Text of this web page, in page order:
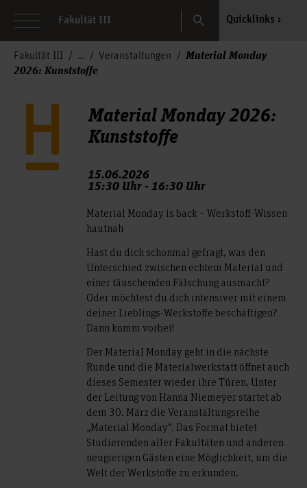
Fakultät III Search Quicklinks
Fakultät III Veranstaltungen
Material Monday
2026: Kunststoffe
Material Monday 2026:
Kunststoffe
15.06.2026
15:30 Uhr - 16:30 Uhr
Material Monday is back – Werkstoff-Wissen
hautnah
Hast du dich schonmal gefragt, was den
Unterschied zwischen echtem Material und
einer täuschenden Fälschung ausmacht?
Oder möchtest du dich intensiver mit einem
deiner Lieblings-Werkstoffe beschäftigen?
Dann komm vorbei!
Der Material Monday geht in die nächste
Runde und die Materialwerkstatt öffnet auch
dieses Semester wieder ihre Türen. Unter
der Leitung von Hanna Niemeyer startet ab
dem 30. März die Veranstaltungsreihe
„Material Monday“. Das Format bietet
Studierenden aller Fakultäten und anderen
neugierigen Gästen eine Möglichkeit, um die
Welt der Werkstoffe zu erkunden.